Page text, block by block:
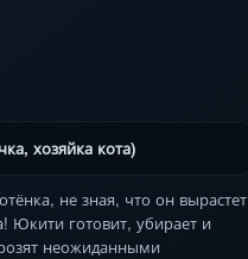
хозяйка кота)
не зная, что он вырастет
Юкити готовит, убирает и
неожиданными